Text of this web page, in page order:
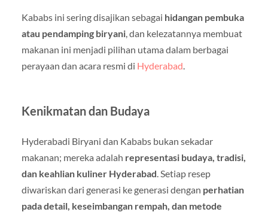
Kababs ini sering disajikan sebagai hidangan pembuka
atau pendamping biryani, dan kelezatannya membuat
makanan ini menjadi pilihan utama dalam berbagai
perayaan dan acara resmi di Hyderabad.
Kenikmatan dan Budaya
Hyderabadi Biryani dan Kababs bukan sekadar
makanan; mereka adalah representasi budaya, tradisi,
dan keahlian kuliner Hyderabad. Setiap resep
diwariskan dari generasi ke generasi dengan perhatian
pada detail, keseimbangan rempah, dan metode